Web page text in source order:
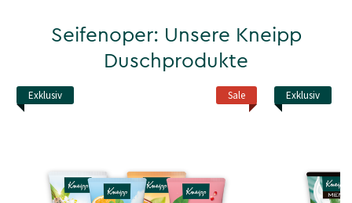
Seifenoper: Unsere Kneipp
Duschprodukte
Sale
Exklusiv Exklusiv